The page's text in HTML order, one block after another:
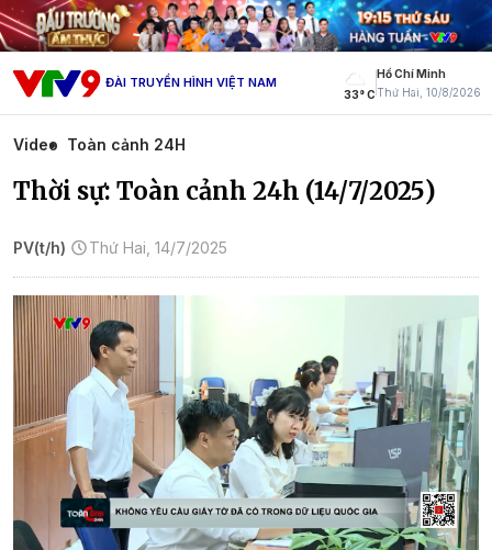
ĐÀI TRUYỀN HÌNH VIỆT NAM
33° C
Hồ Chí Minh
Thứ Hai, 10/8/2026
Video Toàn cảnh 24H
Thời sự: Toàn cảnh 24h (14/7/2025)
PV(t/h) Thứ Hai, 14/7/2025